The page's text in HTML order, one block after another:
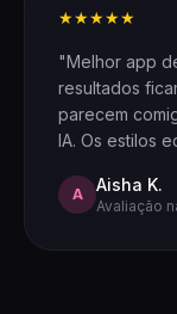
★★★★★
"Melhor app
resultados
parecem
IA. Os estilos
A Aisha K.
Avaliação